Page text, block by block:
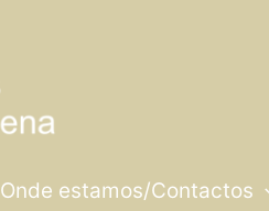
Onde estamos/Contactos